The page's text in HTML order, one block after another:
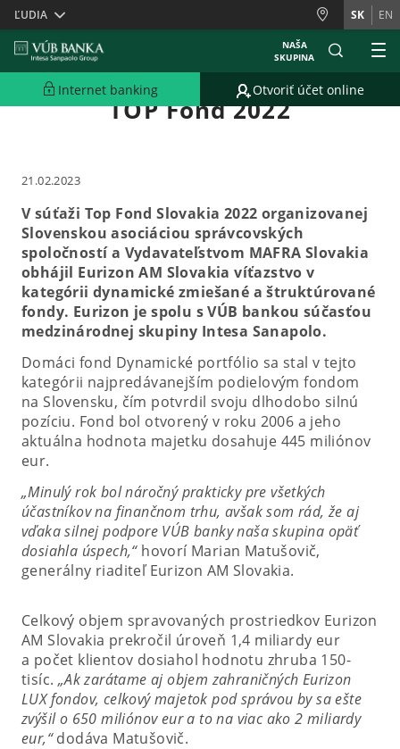
Skiplinks
ĽUDIA SK EN
NAŠA
SKUPINA
Internet banking Otvoriť účet online
Eurizon obhájil víťazstvo na
TOP Fond 2022
21.02.2023
V súťaži Top Fond Slovakia 2022 organizovanej
Slovenskou asociáciou správcovských
spoločností a Vydavateľstvom MAFRA Slovakia
obhájil Eurizon AM Slovakia víťazstvo v
kategórii dynamické zmiešané a štruktúrované
fondy. Eurizon je spolu s VÚB bankou súčasťou
medzinárodnej skupiny Intesa Sanapolo.
Domáci fond Dynamické portfólio sa stal v tejto
kategórii najpredávanejším podielovým fondom
na Slovensku, čím potvrdil svoju dlhodobo silnú
pozíciu. Fond bol otvorený v roku 2006 a jeho
aktuálna hodnota majetku dosahuje 445 miliónov
eur.
„Minulý rok bol náročný prakticky pre všetkých
účastníkov na finančnom trhu, avšak som rád, že aj
vďaka silnej podpore VÚB banky naša skupina opäť
dosiahla úspech,“hovorí Marian Matušovič,
generálny riaditeľ Eurizon AM Slovakia.
Celkový objem spravovaných prostriedkov Eurizon
AM Slovakia prekročil úroveň 1,4 miliardy eur
a počet klientov dosiahol hodnotu zhruba 150-
tisíc. „Ak zarátame aj objem zahraničných Eurizon
LUX fondov, celkový majetok pod správou by sa ešte
zvýšil o 650 miliónov eur a to na viac ako 2 miliardy
eur,“dodáva Matušovič.